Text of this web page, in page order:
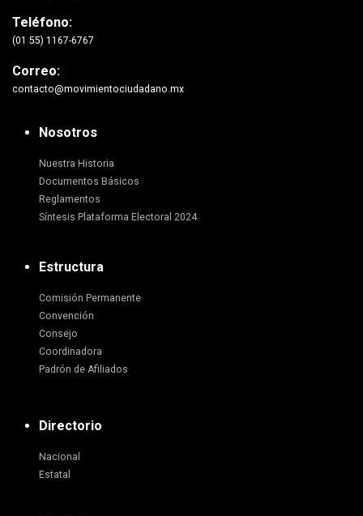
Teléfono:
(01 55) 1167-6767
Correo:
contacto@movimientociudadano.mx
Nosotros
Nuestra Historia
Documentos Básicos
Reglamentos
Síntesis Plataforma Electoral 2024
Estructura
Comisión Permanente
Convención
Consejo
Coordinadora
Padrón de Afiliados
Directorio
Nacional
Estatal